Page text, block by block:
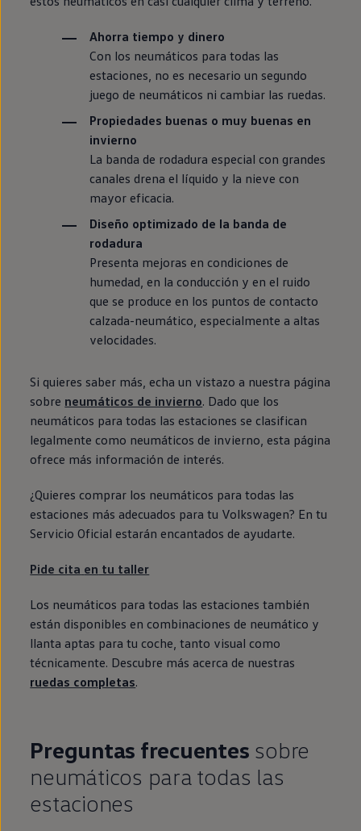
Ahorra tiempo y dinero
Con los neumáticos para todas las
estaciones, no es necesario un segundo
juego de neumáticos ni cambiar las ruedas.
Propiedades buenas o muy buenas en
invierno
La banda de rodadura especial con grandes
canales drena el líquido y la nieve con
mayor eficacia.
Diseño optimizado de la banda de
rodadura
Presenta mejoras en condiciones de
humedad, en la conducción y en el ruido
que se produce en los puntos de contacto
calzada-neumático, especialmente a altas
velocidades.
Si quieres saber más, echa un vistazo a nuestra página
sobre neumáticos de invierno. Dado que los
neumáticos para todas las estaciones se clasifican
legalmente como neumáticos de invierno, esta página
ofrece más información de interés.
¿Quieres comprar los neumáticos para todas las
estaciones más adecuados para tu Volkswagen? En tu
Servicio Oficial estarán encantados de ayudarte.
Pide cita en tu taller
Los neumáticos para todas las estaciones también
están disponibles en combinaciones de neumático y
llanta aptas para tu coche, tanto visual como
técnicamente. Descubre más acerca de nuestras
ruedas completas.
Preguntas frecuentes sobre
neumáticos para todas las
estaciones